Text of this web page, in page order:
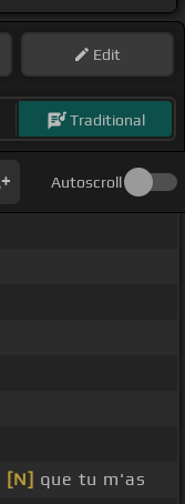
Edit
Traditional
Autoscroll
[N] que tu m'as